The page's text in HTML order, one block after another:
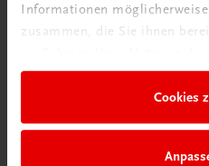
Informationen
zusammen, die Sie ihnen
Cookies